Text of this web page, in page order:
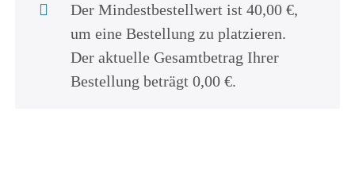
Der Mindestbestellwert ist40,00€,
um eine Bestellung zu platzieren.
Der aktuelle Gesamtbetrag Ihrer
Bestellung beträgt0,00€.